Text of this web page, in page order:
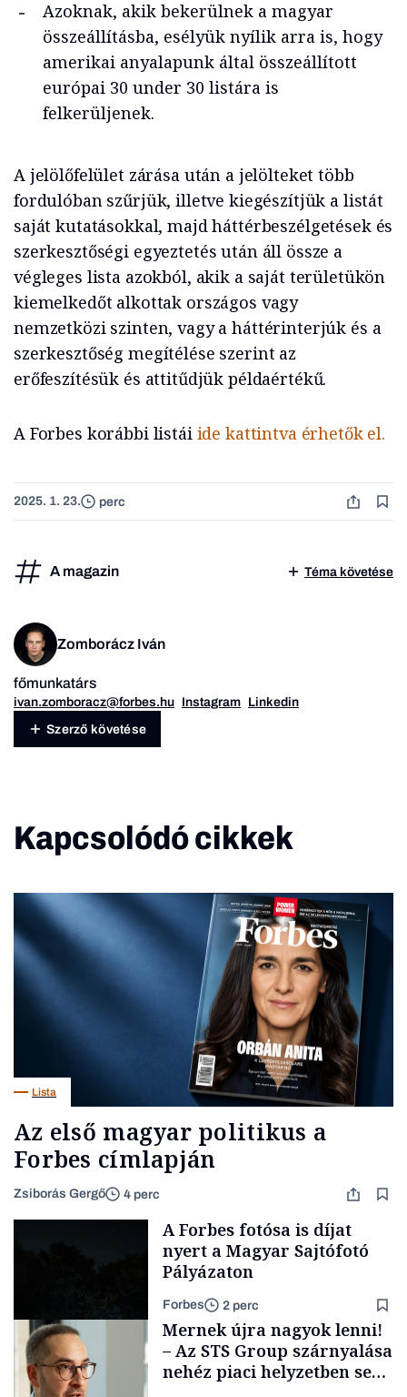
Azoknak, akik bekerülnek a magyar
összeállításba, esélyük nyílik arra is, hogy
amerikai anyalapunk által összeállított
európai 30 under 30 listára is
felkerüljenek.
A jelölőfelület zárása után a jelölteket több
fordulóban szűrjük, illetve kiegészítjük a listát
saját kutatásokkal, majd háttérbeszélgetések és
szerkesztőségi egyeztetés után áll össze a
végleges lista azokból, akik a saját területükön
kiemelkedőt alkottak országos vagy
nemzetközi szinten, vagy a háttérinterjúk és a
szerkesztőség megítélése szerint az
erőfeszítésük és attitűdjük példaértékű.
A Forbes korábbi listái ide kattintva érhetők el.
2025. 1. 23. perc
A magazin Téma követése
Zomborácz Iván
főmunkatárs
ivan.zomboracz@forbes.hu Instagram Linkedin
Szerző követése
Kapcsolódó cikkek
Lista
Az első magyar politikus a
Forbes címlapján
Zsiborás Gergő 4 perc
A Forbes fotósa is díjat
nyert a Magyar Sajtófotó
Pályázaton
Forbes 2 perc
Mernek újra nagyok lenni!
– Az STS Group szárnyalása
nehéz piaci helyzetben sem